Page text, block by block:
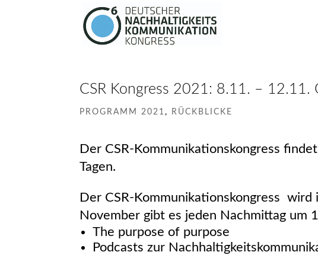
CSR Kongress 2021: 8.11. – 12.11.
PROGRAMM 2021, RÜCKBLICKE
Der CSR-Kommunikationskongress
Tagen.
Der CSR-Kommunikationskongress wird
November gibt es jeden Nachmittag um
The purpose of purpose
Podcasts zur